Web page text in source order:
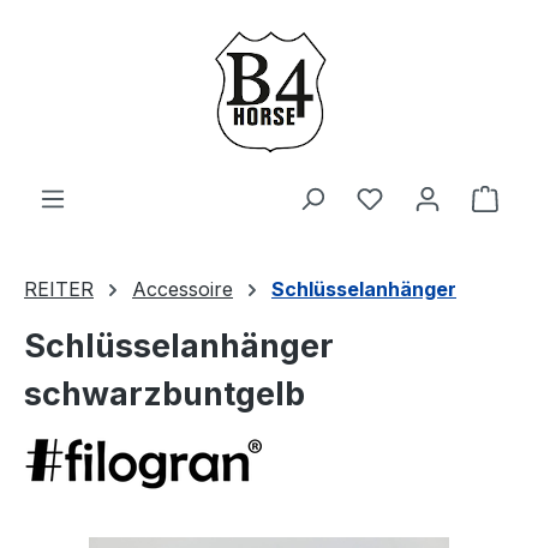
Zum Hauptinhalt springen
Du hast 0
REITER Accessoire Schlüsselanhänger
Schlüsselanhänger
schwarzbuntgelb